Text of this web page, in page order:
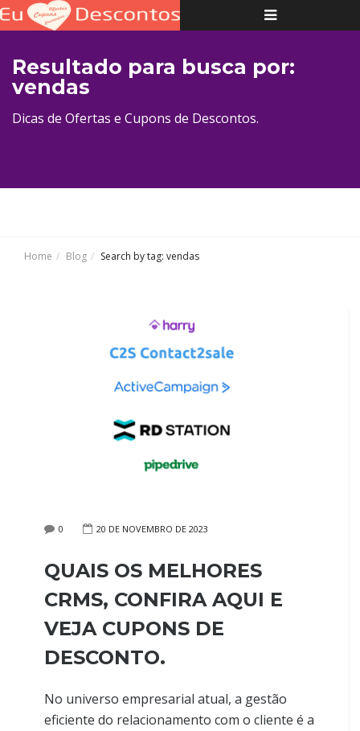
Toggle
navigation
Resultado para busca por:
vendas
Dicas de Ofertas e Cupons de Descontos.
Home Blog Search by tag: vendas
0 20 DE NOVEMBRO DE 2023
QUAIS OS MELHORES
CRMS, CONFIRA AQUI E
VEJA CUPONS DE
DESCONTO.
No universo empresarial atual, a gestão
eficiente do relacionamento com o cliente é a